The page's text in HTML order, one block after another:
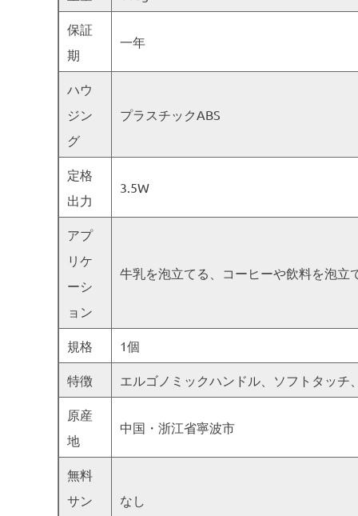
保証
期
一年
ハウ
ジン
グ
プラスチックABS
定格
出力
3.5W
アプ
リケ
ーシ
ョン
牛乳を泡立てる、コーヒーや飲料を泡立
規格 1個
特徴 エルゴノミックハンドル、ソフトタッ
原産
地
中国・浙江省寧波市
無料
サン
なし